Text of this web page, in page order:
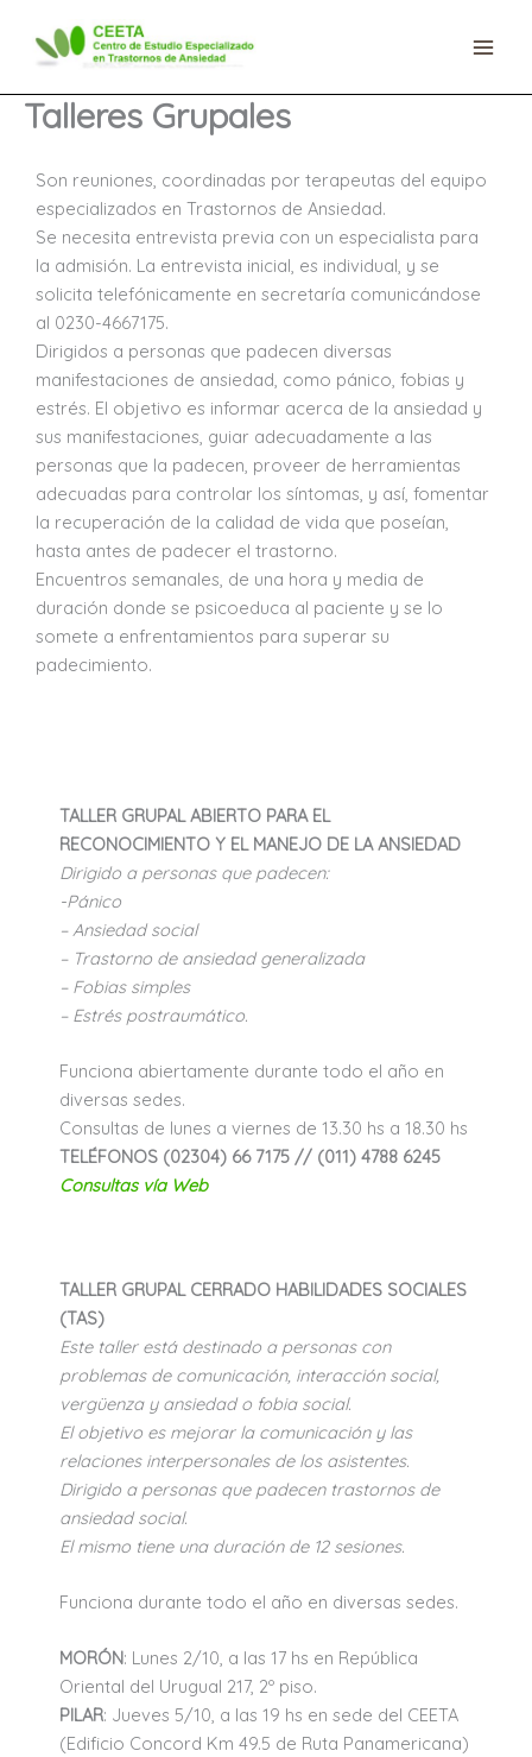
contenido
Talleres Grupales
Son reuniones, coordinadas por terapeutas del equipo
especializados en Trastornos de Ansiedad.
Se necesita entrevista previa con un especialista para
la admisión. La entrevista inicial, es individual, y se
solicita telefónicamente en secretaría comunicándose
al 0230-4667175.
Dirigidos a personas que padecen diversas
manifestaciones de ansiedad, como pánico, fobias y
estrés. El objetivo es informar acerca de la ansiedad y
sus manifestaciones, guiar adecuadamente a las
personas que la padecen, proveer de herramientas
adecuadas para controlar los síntomas, y así, fomentar
la recuperación de la calidad de vida que poseían,
hasta antes de padecer el trastorno.
Encuentros semanales, de una hora y media de
duración donde se psicoeduca al paciente y se lo
somete a enfrentamientos para superar su
padecimiento.
TALLER GRUPAL ABIERTO PARA EL
RECONOCIMIENTO Y EL MANEJO DE LA ANSIEDAD
Dirigido a personas que padecen:
-Pánico
– Ansiedad social
– Trastorno de ansiedad generalizada
– Fobias simples
– Estrés postraumático.
Funciona abiertamente durante todo el año en
diversas sedes.
Consultas de lunes a viernes de 13.30 hs a 18.30 hs
TELÉFONOS (02304) 66 7175 // (011) 4788 6245
Consultas vía Web
TALLER GRUPAL CERRADO HABILIDADES SOCIALES
(TAS)
Este taller está destinado a personas con
problemas de comunicación, interacción social,
vergüenza y ansiedad o fobia social.
El objetivo es mejorar la comunicación y las
relaciones interpersonales de los asistentes.
Dirigido a personas que padecen trastornos de
ansiedad social.
El mismo tiene una duración de 12 sesiones.
Funciona durante todo el año en diversas sedes.
MORÓN: Lunes 2/10, a las 17 hs en República
Oriental del Urugual 217, 2º piso.
PILAR: Jueves 5/10, a las 19 hs en sede del CEETA
(Edificio Concord Km 49.5 de Ruta Panamericana)